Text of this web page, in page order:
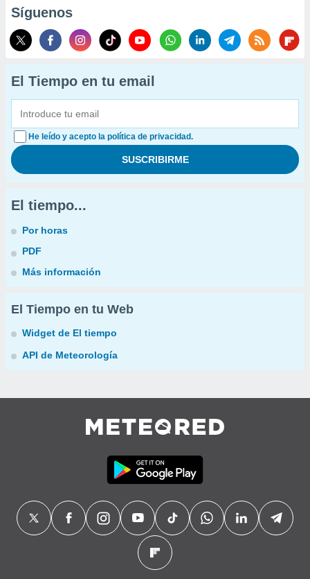
Síguenos
El Tiempo en tu email
He leído y acepto la política de privacidad.
El tiempo...
Por horas
PDF
Más información
El Tiempo en tu Web
Widget de El tiempo
API de Meteorología